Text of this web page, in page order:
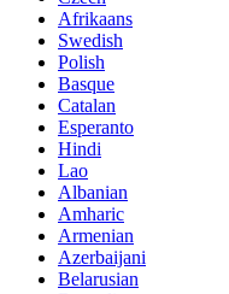
Afrikaans
Swedish
Polish
Basque
Catalan
Esperanto
Hindi
Lao
Albanian
Amharic
Armenian
Azerbaijani
Belarusian